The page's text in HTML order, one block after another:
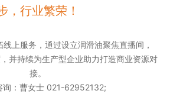
，行业繁荣！
线上服务，通过设立润滑油聚焦直播间，
并持续为生产型企业助力打造商业资源对
接。
询：曹女士 021-62952132;